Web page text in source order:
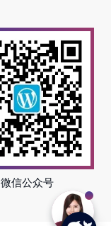
微信公众号